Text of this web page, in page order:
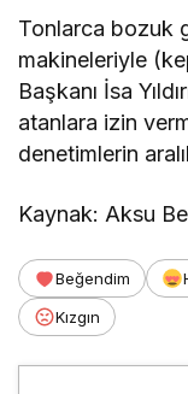
Tonlarca bozuk
makineleriyle
Başkanı İsa
atanlara izin
denetimlerin
Kaynak: Aksu
Beğendim
Kızgın